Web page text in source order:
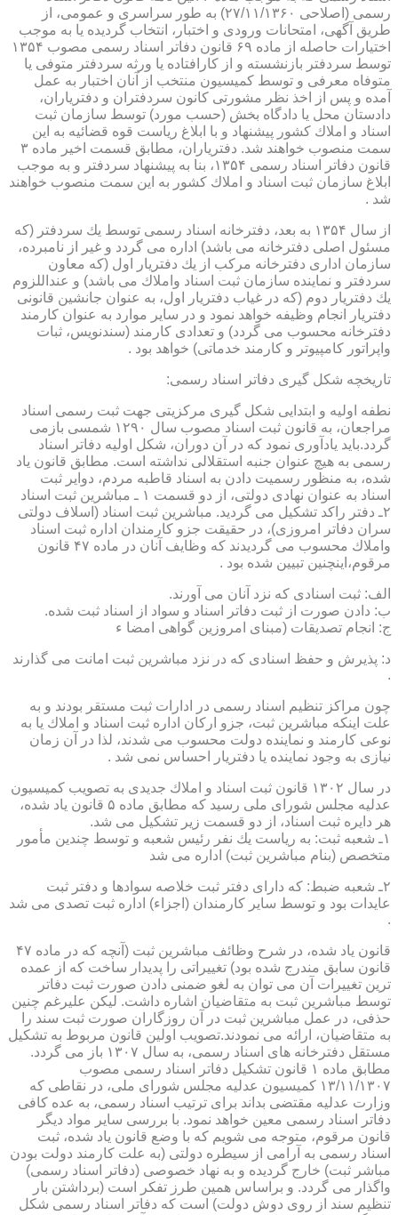
رسمی (اصلاحی ۲۷/۱۱/۱۳۶۰) به طور سراسری و عمومی، از
طریق آگهی، امتحانات ورودی و اختبار، انتخاب گردیده یا به موجب
اختیارات حاصله از ماده ۶۹ قانون دفاتر اسناد رسمی مصوب ۱۳۵۴
توسط سردفتر بازنشسته و از كارافتاده یا ورثه سردفتر متوفی یا
متوفاه معرفی و توسط كمیسیون منتخب از آنان اختبار به عمل
آمده و پس از اخذ نظر مشورتی كانون سردفتران و دفتریاران،
دادستان محل یا دادگاه بخش (حسب مورد) توسط سازمان ثبت
اسناد و املاك كشور پیشنهاد و با ابلاغ ریاست قوه قضائیه به این
سمت منصوب خواهند شد. دفتریاران، مطابق قسمت اخیر ماده ۳
قانون دفاتر اسناد رسمی ۱۳۵۴، بنا به پیشنهاد سردفتر و به موجب
ابلاغ سازمان ثبت اسناد و املاك كشور به این سمت منصوب خواهند
شد .
از سال ۱۳۵۴ به بعد، دفترخانه اسناد رسمی توسط یك سردفتر (كه
مسئول اصلی دفترخانه می باشد) اداره می گردد و غیر از نامبرده،
سازمان اداری دفترخانه مركب از یك دفتریار اول (كه معاون
سردفتر و نماینده سازمان ثبت اسناد واملاك می باشد) و عنداللزوم
یك دفتریار دوم (كه در غیاب دفتریار اول، به عنوان جانشین قانونی
دفتریار انجام وظیفه خواهد نمود و در سایر موارد به عنوان كارمند
دفترخانه محسوب می گردد) و تعدادی كارمند (سندنویس، ثبات
واپراتور كامپیوتر و كارمند خدماتی) خواهد بود .
تاریخچه شكل گیری دفاتر اسناد رسمی:
نطفه اولیه و ابتدایی شكل گیری مركزیتی جهت ثبت رسمی اسناد
مراجعان، به قانون ثبت اسناد مصوب سال ۱۲۹۰ شمسی بازمی
گردد.باید یادآوری نمود كه در آن دوران، شكل اولیه دفاتر اسناد
رسمی به هیچ عنوان جنبه استقلالی نداشته است. مطابق قانون یاد
شده، به منظور رسمیت دادن به اسناد قاطبه مردم، دوایر ثبت
اسناد به عنوان نهادی دولتی، از دو قسمت ۱ ـ مباشرین ثبت اسناد
۲ـ دفتر راكد تشكیل می گردید. مباشرین ثبت اسناد (اسلاف دولتی
سران دفاتر امروزی)، در حقیقت جزو كارمندان اداره ثبت اسناد
واملاك محسوب می گردیدند كه وظایف آنان در ماده ۴۷ قانون
مرقوم،اینچنین تبیین شده بود .
الف: ثبت اسنادی كه نزد آنان می آورند.
ب: دادن صورت از ثبت دفاتر اسناد و سواد از اسناد ثبت شده.
ج: انجام تصدیقات (مبنای امروزین گواهی امضا ء
د: پذیرش و حفظ اسنادی كه در نزد مباشرین ثبت امانت می گذارند
.
چون مراكز تنظیم اسناد رسمی در ادارات ثبت مستقر بودند و به
علت اینكه مباشرین ثبت، جزو اركان اداره ثبت اسناد و املاك یا به
نوعی كارمند و نماینده دولت محسوب می شدند، لذا در آن زمان
نیازی به وجود نماینده یا دفتریار احساس نمی شد .
در سال ۱۳۰۲ قانون ثبت اسناد و املاك جدیدی به تصویب كمیسیون
عدلیه مجلس شورای ملی رسید كه مطابق ماده ۵ قانون یاد شده،
هر دایره ثبت اسناد، از دو قسمت زیر تشكیل می شد.
۱ـ شعبه ثبت: به ریاست یك نفر رئیس شعبه و توسط چندین مأمور
متخصص (بنام مباشرین ثبت) اداره می شد
۲ـ شعبه ضبط: كه دارای دفتر ثبت خلاصه سوادها و دفتر ثبت
عایدات بود و توسط سایر كارمندان (اجزاء) اداره ثبت تصدی می شد
.
قانون یاد شده، در شرح وظائف مباشرین ثبت (آنچه كه در ماده ۴۷
قانون سابق مندرج شده بود) تغییراتی را پدیدار ساخت كه از عمده
ترین تغییرات آن می توان به لغو ضمنی دادن صورت ثبت دفاتر
توسط مباشرین ثبت به متقاضیان اشاره داشت. لیكن علیرغم چنین
حذفی، در عمل مباشرین ثبت در آن روزگاران صورت ثبت سند را
به متقاضیان، ارائه می نمودند.تصویب اولین قانون مربوط به تشكیل
مستقل دفترخانه های اسناد رسمی، به سال ۱۳۰۷ باز می گردد.
مطابق ماده ۱ قانون تشكیل دفاتر اسناد رسمی مصوب
۱۳/۱۱/۱۳۰۷ كمیسیون عدلیه مجلس شورای ملی، در نقاطی كه
وزارت عدلیه مقتضی بداند برای ترتیب اسناد رسمی، به عده كافی
دفاتر اسناد رسمی معین خواهد نمود. با بررسی سایر مواد دیگر
قانون مرقوم، متوجه می شویم كه با وضع قانون یاد شده، ثبت
اسناد رسمی به آرامی از سیطره دولتی (به علت كارمند دولت بودن
مباشر ثبت) خارج گردیده و به نهاد خصوصی (دفاتر اسناد رسمی)
واگذار می گردد. و براساس همین طرز تفكر است (برداشتن بار
تنظیم سند از روی دوش دولت) است كه دفاتر اسناد رسمی شكل